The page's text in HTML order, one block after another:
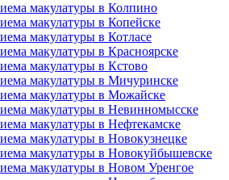
макулатуры в Колпино
макулатуры в Копейске
макулатуры в Котласе
макулатуры в Красноярске
макулатуры в Кстово
макулатуры в Мичуринске
макулатуры в Можайске
макулатуры в Невинномысске
макулатуры в Нефтекамске
макулатуры в Новокузнецке
макулатуры в Новокуйбышевске
макулатуры в Новом Уренгое